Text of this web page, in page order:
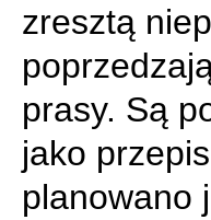
zresztą
prasy. Są
jako
planowano